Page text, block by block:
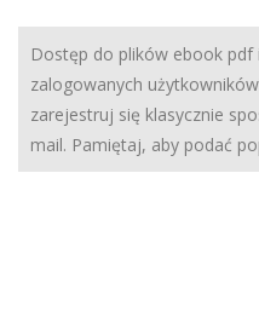
Dostęp do plików ebook pdf
zalogowanych
zarejestruj się klasycznie
mail. Pamiętaj, aby podać